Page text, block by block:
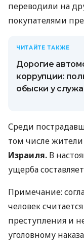
переводили на
покупателями
ЧИТАЙТЕ ТАКЖЕ
Дорогие
коррупции:
обыски у
Среди
том числе жители
Израиля. В
ущерба
Примечание:
человек
преступления и
уголовному